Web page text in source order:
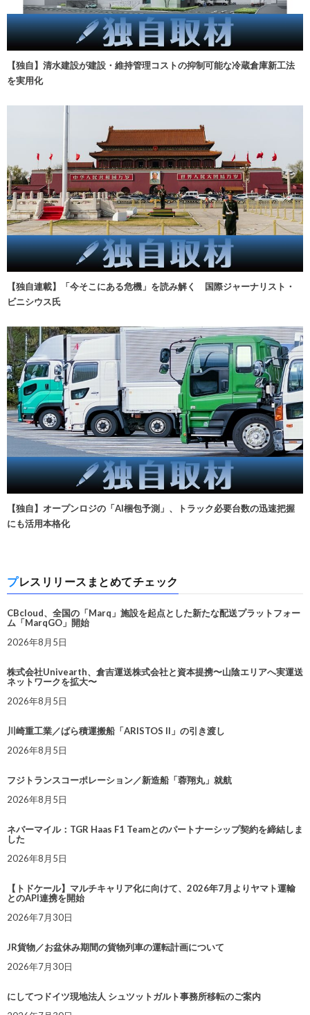
【独自】清水建設が建設・維持管理コストの抑制可能な冷蔵倉庫新工法
を実用化
【独自連載】「今そこにある危機」を読み解く 国際ジャーナリスト・
ビニシウス氏
【独自】オープンロジの「AI梱包予測」、トラック必要台数の迅速把握
にも活用本格化
プレスリリースまとめてチェック
CBcloud、全国の「Marq」施設を起点とした新たな配送プラットフォー
ム「MarqGO」開始
2026年8月5日
株式会社Univearth、倉吉運送株式会社と資本提携〜山陰エリアへ実運送
ネットワークを拡大〜
2026年8月5日
川崎重工業／ばら積運搬船「ARISTOS II」の引き渡し
2026年8月5日
フジトランスコーポレーション／新造船「蓉翔丸」就航
2026年8月5日
ネバーマイル：TGR Haas F1 Teamとのパートナーシップ契約を締結しま
した
2026年8月5日
【トドケール】マルチキャリア化に向けて、2026年7月よりヤマト運輸
とのAPI連携を開始
2026年7月30日
JR貨物／お盆休み期間の貨物列車の運転計画について
2026年7月30日
にしてつドイツ現地法人 シュツットガルト事務所移転のご案内